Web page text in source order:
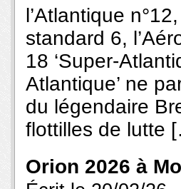
l’Atlantique
standard 6,
18 ‘Super-
Atlantique’ ne
du légendaire
flottilles de lutte
Orion 2026 à